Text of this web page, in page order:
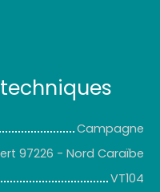
techniques
Campagne
97226 - Nord Caraïbe
VT104